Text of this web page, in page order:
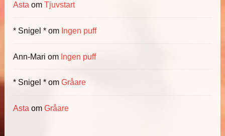
Asta omTjuvstart
* Snigel * om Ingen puff
Ann-Mari om Ingen puff
* Snigel * omGråare
Asta omGråare